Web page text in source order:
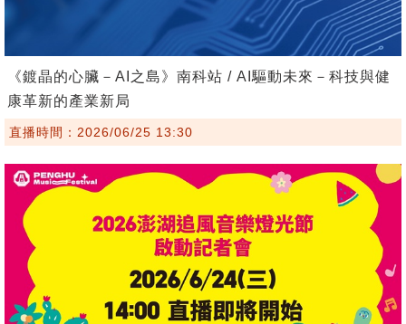
《鍍晶的心臟－AI之島》南科站 / AI驅動未來－科技與健
康革新的產業新局
直播時間：2026/06/25 13:30